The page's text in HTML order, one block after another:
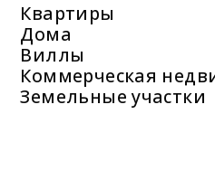
Квартиры
Дома
Виллы
Коммерческая
Земельные участки